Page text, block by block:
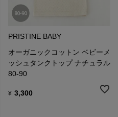
PRISTINE BABY
オーガニックコットン ベビーメ
ッシュタンクトップ ナチュラル
80-90
¥ 3,300